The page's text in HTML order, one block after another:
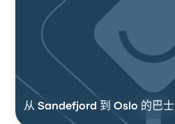
从 Sandefjord 到 Oslo 的巴士